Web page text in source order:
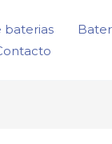
baterias